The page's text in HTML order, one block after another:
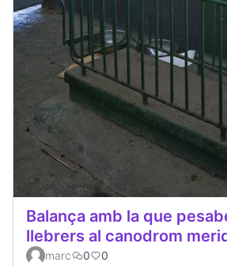
Balança amb la que
llebrers al canodrom
marc 0 0